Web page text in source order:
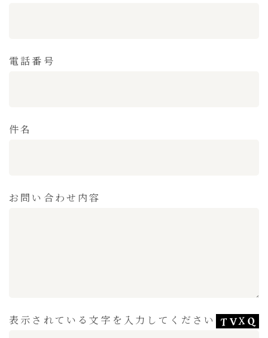
電話番号
件名
お問い合わせ内容
表示されている文字を入力してください